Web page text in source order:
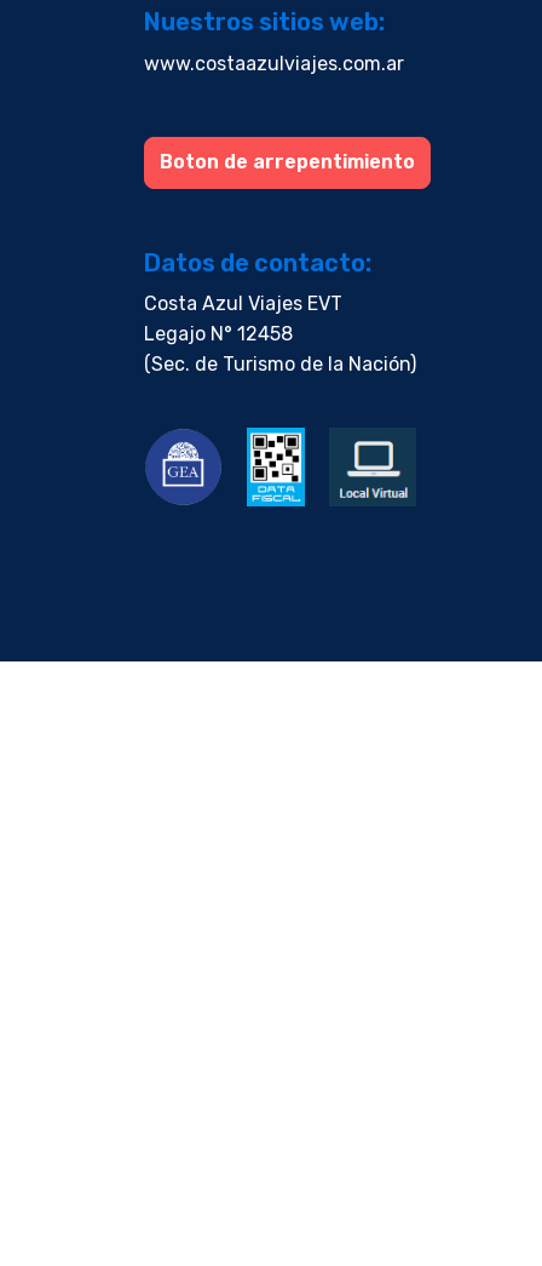
Nuestros sitios web:
www.costaazulviajes.com.ar
Boton de arrepentimiento
Datos de contacto:
Costa Azul Viajes EVT
Legajo N° 12458
(Sec. de Turismo de la Nación)